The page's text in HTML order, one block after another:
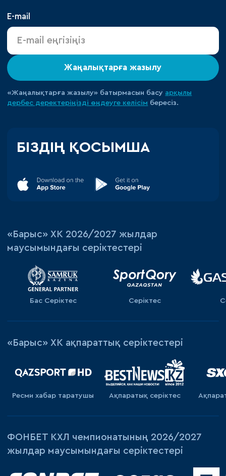
E-mail
Жаңалықтарға жазылу
«Жаңалықтарға жазылу» батырмасын басу арқылы
дербес деректеріңізді өңдеуге келісім бересіз.
БІЗДІҢ ҚОСЫМША
«‎Барыс»‎ ХК 2026/2027 жылдар
маусымындағы серіктестері
Бас Серіктес Серіктес
«Барыс» ХК ақпараттық серіктестері
Ресми хабар таратушы Ақпаратық серiктес
ФОНБЕТ КХЛ чемпионатының 2026/2027
жылдар маусымындағы серіктестері